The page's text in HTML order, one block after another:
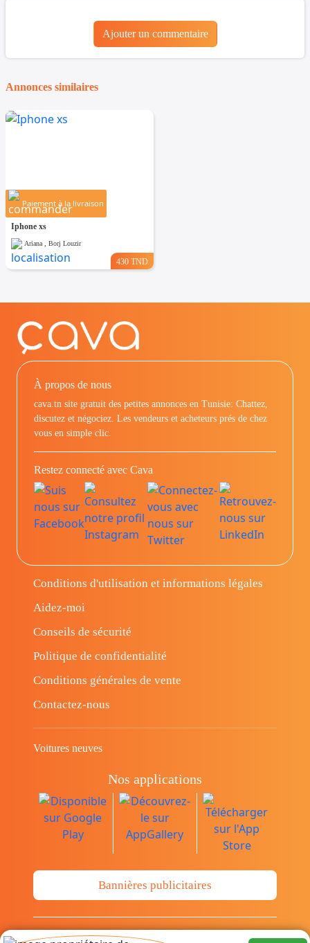
Ajouter un commentaire
Annonces similaires
Paiement à la livraison
Iphone xs
Ariana , Borj Louzir
430 TND
À propos de nous
cava.tn site gratuit des petites annonces en Tunisie: Chattez,
discutez et négociez. Les vendeurs et acheteurs prés de chez
vous en simple clic.
Restez connecté avec Cava
Conditions d'utilisation et informations légales
Aidez-moi
Conseils de sécurité
Politique de confidentialité
Conditions générales de vente
Contactez-nous
Voitures neuves
Nos applications
Bannières publicitaires
© Copyright 2014-2026 Cava.tn Limited Tous